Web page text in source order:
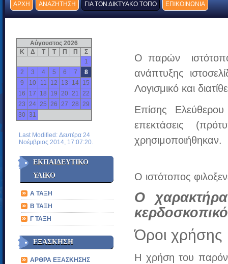
ΑΡΧΗ ΑΝΑΖΗΤΗΣΗ ΓΙΑ ΤΟΝ ΔΙΚΤΥΑΚΟ ΤΟΠΟ ΕΠΙΚΟΙΝΩΝΙΑ
Αύγουστος 2026
Κ
Δ Τ Τ Π Π
Σ
1
2
3 4 5 6 7
8
9
10 11 12 13 14 15
16
17 18 19 20 21 22
23 24 25 26 27 28 29
30 31
Last Modified: Δευτέρα 24
Νοέμβριος 2014, 17:07:20.
ΕΚΠΑΙΔΕΥΤΙΚΟ
ΥΛΙΚΟ
Α ΤΑΞΗ
Β ΤΑΞΗ
Γ ΤΑΞΗ
ΕΞΑΣΚΗΣΗ
ΑΡΘΡΑ ΕΞΑΣΚΗΣΗΣ
Ο παρών
ανάπτυξης
Λογισμικό και
Επίσης
επεκτάσεις
χρησιμοποιήθηκαν.
Ο ιστότοπος
Ο
Όροι χρήσης
Η χρήση του